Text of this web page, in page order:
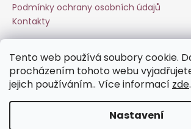
Tento web používá soubory cookie.
procházením tohoto webu
jejich používáním.. Více informací zde.
Nastavení
Podmínky ochrany osobních údajů
Kontakty
Přijímáme online platby